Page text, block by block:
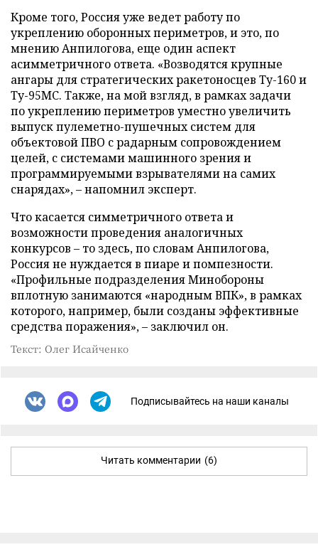
Кроме того, Россия уже ведет работу по
укреплению оборонных периметров, и это, по
мнению Анпилогова, еще один аспект
асимметричного ответа. «Возводятся крупные
ангары для стратегических ракетоносцев Ту-160 и
Ту-95МС. Также, на мой взгляд, в рамках задачи
по укреплению периметров уместно увеличить
выпуск пулеметно-пушечных систем для
объектовой ПВО с радарным сопровождением
целей, с системами машинного зрения и
программируемыми взрывателями на самих
снарядах», – напомнил эксперт.
Что касается симметричного ответа и
возможности проведения аналогичных
конкурсов – то здесь, по словам Анпилогова,
Россия не нуждается в пиаре и помпезности.
«Профильные подразделения Минобороны
вплотную занимаются «народным ВПК», в рамках
которого, например, были созданы эффективные
средства поражения», – заключил он.
Текст: Олег Исайченко
Подписывайтесь на наши каналы
Читать комментарии (6)